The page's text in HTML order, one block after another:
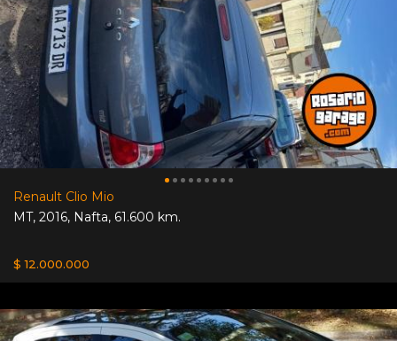
Renault Clio Mio
MT, 2016, Nafta, 61.600 km.
$ 12.000.000